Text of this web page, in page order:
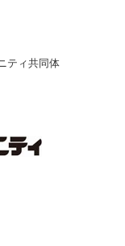
開催されました
ティ共同体